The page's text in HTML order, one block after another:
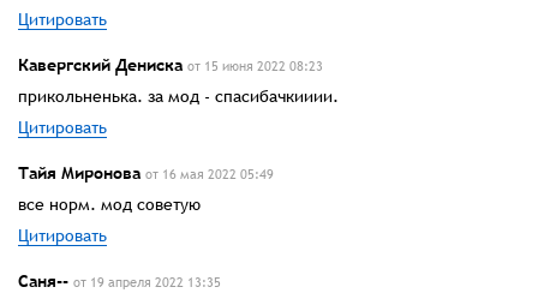
Цитировать
Кавергский Дениска от 15 июня 2022 08:23
прикольненька. за мод - спасибачкииии.
Цитировать
Тайя Миронова от 16 мая 2022 05:49
все норм. мод советую
Цитировать
Саня-- от 19 апреля 2022 13:35